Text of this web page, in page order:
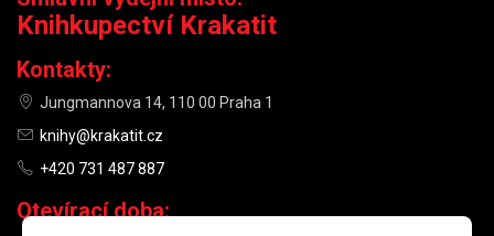
Knihkupectví Krakatit
Kontakty:
Jungmannova 14, 110 00 Praha 1
knihy@krakatit.cz
+420 731 487 887
Otevírací doba: